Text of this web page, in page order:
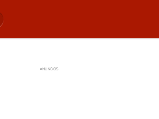
ANUNCIOS